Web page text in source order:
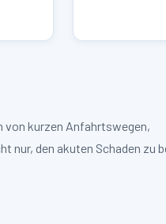
von kurzen Anfahrtswegen,
nur, den akuten Schaden zu